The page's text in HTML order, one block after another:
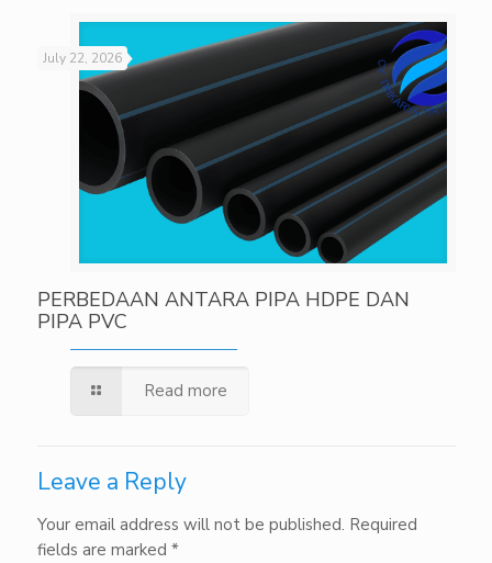
July 22, 2026
PERBEDAAN ANTARA PIPA HDPE DAN
PIPA PVC
Read more
Leave a Reply
Your email address will not be published. Required
fields are marked *